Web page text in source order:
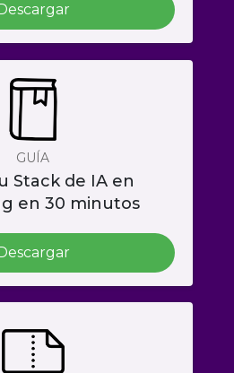
GUÍA
Stack de IA en
en 30 minutos